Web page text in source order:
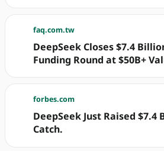
faq.com.tw
DeepSeek Closes $7.4
Funding Round at $50B+
forbes.com
DeepSeek Just Raised $7.4
Catch.